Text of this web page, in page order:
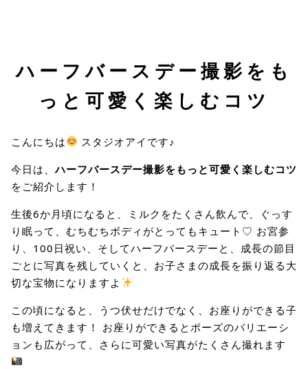
ハーフバースデー撮影をも
っと可愛く楽しむコツ
こんにちは
スタジオアイです♪
今日は、ハーフバースデー撮影をもっと可愛く楽しむコツ
をご紹介します！
生後6か月頃になると、ミルクをたくさん飲んで、ぐっす
り眠って、むちむちボディがとってもキュート♡ お宮参
り、100日祝い、そしてハーフバースデーと、成長の節目
ごとに写真を残していくと、お子さまの成長を振り返る大
切な宝物になりますよ
この頃になると、うつ伏せだけでなく、お座りができる子
も増えてきます！ お座りができるとポーズのバリエーシ
ョンも広がって、さらに可愛い写真がたくさん撮れます